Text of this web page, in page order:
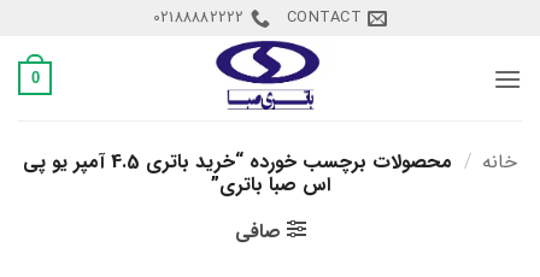
content
CONTACT
02188882222
0
خانه / محصولات برچسب خورده “خرید باتری 4.5 آمپر یو پی
اس صبا باتری”
صافی